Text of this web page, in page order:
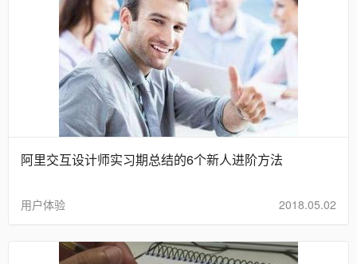
阿里交互设计师实习期总结的6个新人进阶方法
用户体验 2018.05.02